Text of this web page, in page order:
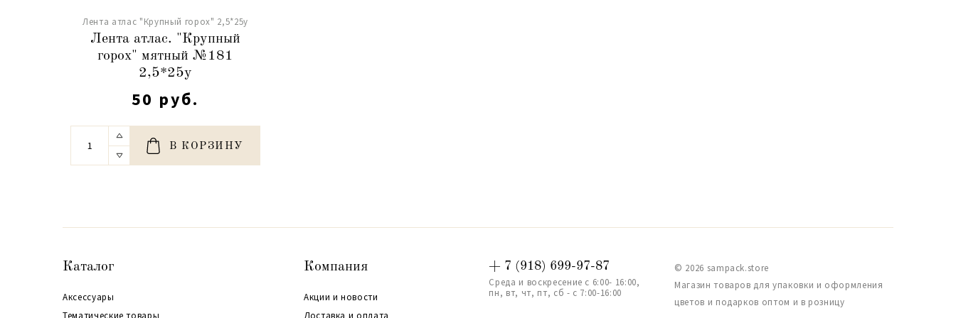
Лента атлас "Крупный горох" 2,5*25y
Лента атлас. "Крупный
горох" мятный №181
2,5*25y
50 руб.
В КОРЗИНУ
Каталог
Аксессуары
Компания
Акции и новости
+ 7 (918) 699-97-87
Среда и воскресение с 6:00- 16:00,
пн, вт, чт, пт, сб - с 7:00-16:00
© 2026 sampack.store
Магазин товаров для упаковки и оформления
цветов и подарков оптом и в розницу